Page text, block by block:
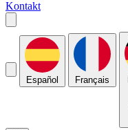
Kontakt
Español Français